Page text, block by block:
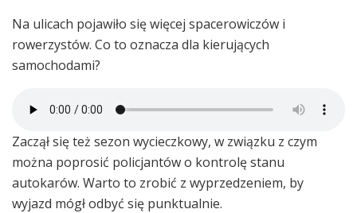
Na ulicach pojawiło się więcej spacerowiczów i
rowerzystów. Co to oznacza dla kierujących
samochodami?
Zaczął się też sezon wycieczkowy, w związku z czym
można poprosić policjantów o kontrolę stanu
autokarów. Warto to zrobić z wyprzedzeniem, by
wyjazd mógł odbyć się punktualnie.